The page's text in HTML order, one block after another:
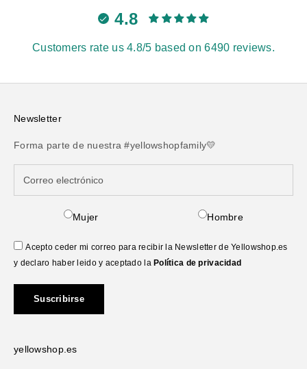
4.8
Customers rate us 4.8/5 based on 6490 reviews.
Newsletter
Forma parte de nuestra #yellowshopfamily💛
Mujer Hombre
Acepto ceder mi correo para recibir la Newsletter de Yellowshop.es
y declaro haber leido y aceptado la Política de privacidad
Suscribirse
yellowshop.es